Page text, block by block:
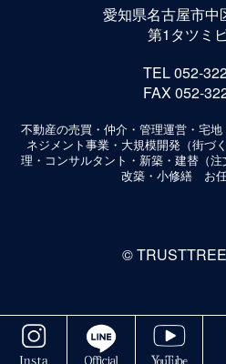
愛知県名古屋市中
第1タツミ
TEL 052-
FAX 052-
不動産の売買・仲介・管理運営・宅
ネジメント事業・大規模開発（街づ
理・コンサルタント・新築・建替（
改築・小修繕 お
©